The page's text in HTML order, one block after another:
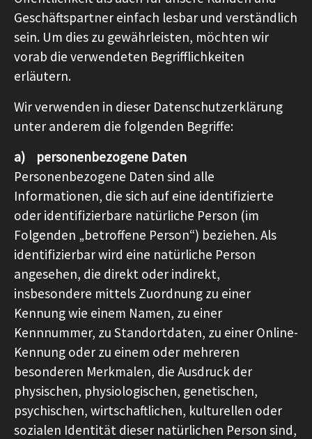
Geschäftspartner einfach lesbar und verständlich
sein. Um dies zu gewährleisten, möchten wir
vorab die verwendeten Begrifflichkeiten
erläutern.
Wir verwenden in dieser Datenschutzerklärung
unter anderem die folgenden Begriffe:
a) personenbezogene Daten
Personenbezogene Daten sind alle
Informationen, die sich auf eine identifizierte
oder identifizierbare natürliche Person (im
Folgenden „betroffene Person“) beziehen. Als
identifizierbar wird eine natürliche Person
angesehen, die direkt oder indirekt,
insbesondere mittels Zuordnung zu einer
Kennung wie einem Namen, zu einer
Kennnummer, zu Standortdaten, zu einer Online-
Kennung oder zu einem oder mehreren
besonderen Merkmalen, die Ausdruck der
physischen, physiologischen, genetischen,
psychischen, wirtschaftlichen, kulturellen oder
sozialen Identität dieser natürlichen Person sind,